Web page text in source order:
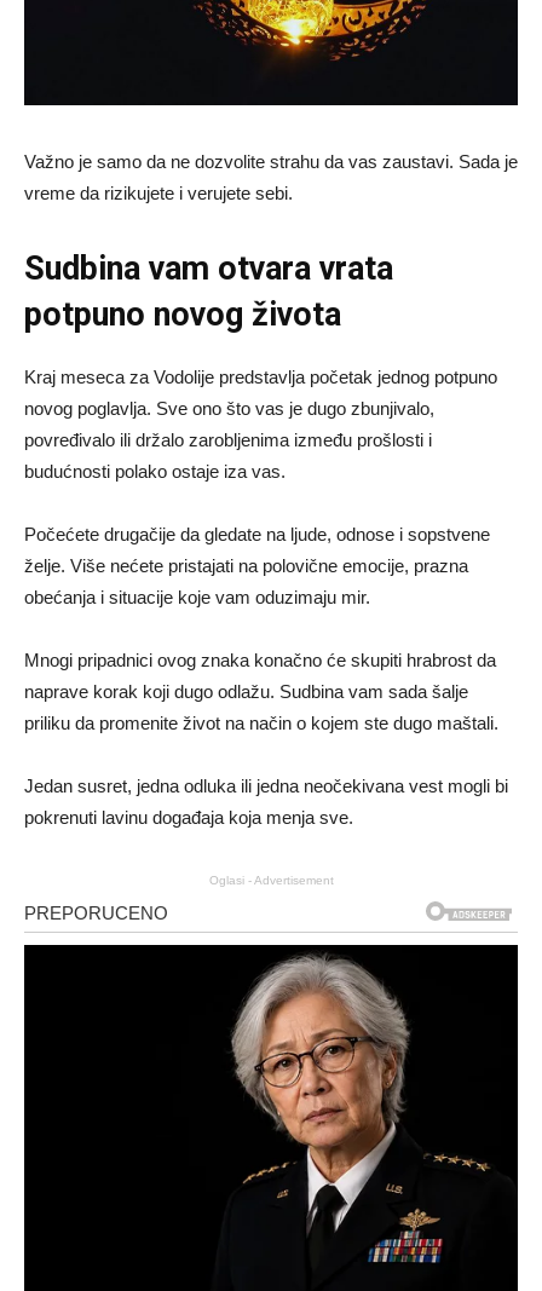
Važno je samo da ne dozvolite strahu da vas zaustavi. Sada je
vreme da rizikujete i verujete sebi.
Sudbina vam otvara vrata
potpuno novog života
Kraj meseca za Vodolije predstavlja početak jednog potpuno
novog poglavlja. Sve ono što vas je dugo zbunjivalo,
povređivalo ili držalo zarobljenima između prošlosti i
budućnosti polako ostaje iza vas.
Počećete drugačije da gledate na ljude, odnose i sopstvene
želje. Više nećete pristajati na polovične emocije, prazna
obećanja i situacije koje vam oduzimaju mir.
Mnogi pripadnici ovog znaka konačno će skupiti hrabrost da
naprave korak koji dugo odlažu. Sudbina vam sada šalje
priliku da promenite život na način o kojem ste dugo maštali.
Jedan susret, jedna odluka ili jedna neočekivana vest mogli bi
pokrenuti lavinu događaja koja menja sve.
Oglasi - Advertisement